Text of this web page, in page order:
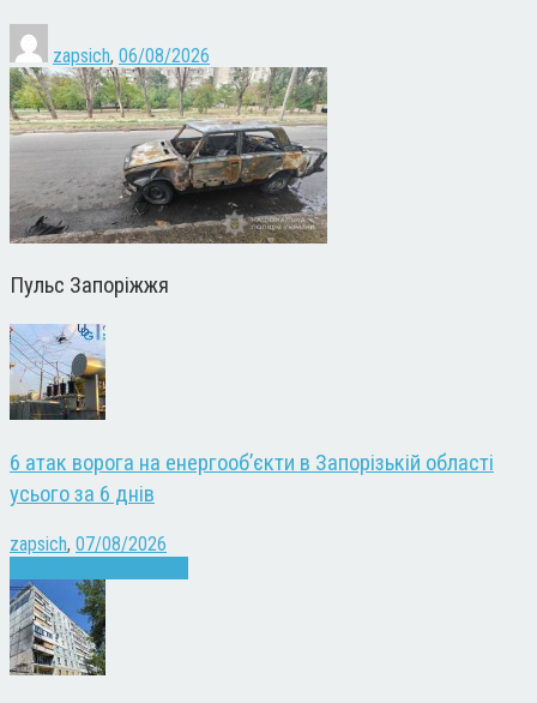
zapsich, 06/08/2026
Пульс Запоріжжя
6 атак ворога на енергооб’єкти в Запорізькій області
усього за 6 днів
zapsich, 07/08/2026